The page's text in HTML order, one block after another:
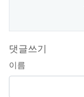
댓글쓰기
이름